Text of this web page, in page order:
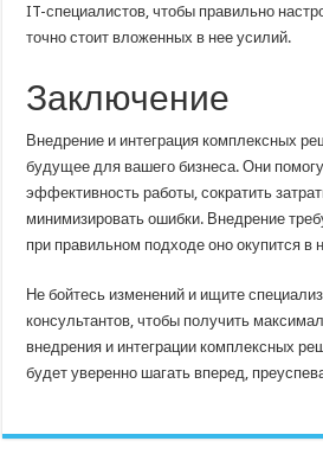
IT-специалистов, чтобы правильно
точно стоит вложенных в нее усилий.
Заключение
Внедрение и интеграция комплексных
будущее для вашего бизнеса. Они
эффективность работы, сократить
минимизировать ошибки. Внедрение
при правильном подходе оно окупится в
Не бойтесь изменений и ищите
консультантов, чтобы получить
внедрения и интеграции комплексных
будет уверенно шагать вперед,